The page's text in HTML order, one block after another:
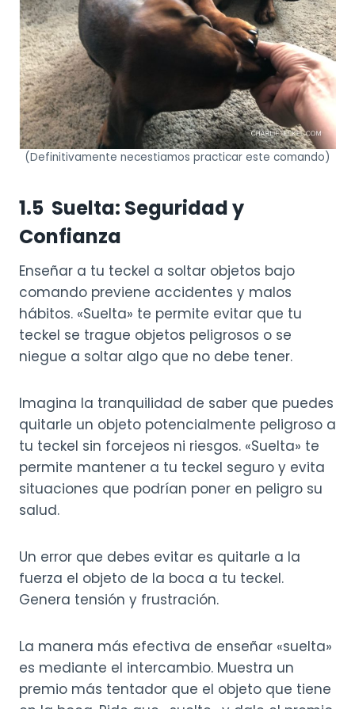
(Definitivamente necestiamos practicar este comando)
1.5 Suelta: Seguridad y
Confianza
Enseñar a tu teckel a soltar objetos bajo
comando previene accidentes y malos
hábitos. «Suelta» te permite evitar que tu
teckel se trague objetos peligrosos o se
niegue a soltar algo que no debe tener.
Imagina la tranquilidad de saber que puedes
quitarle un objeto potencialmente peligroso a
tu teckel sin forcejeos ni riesgos. «Suelta» te
permite mantener a tu teckel seguro y evita
situaciones que podrían poner en peligro su
salud.
Un error que debes evitar es quitarle a la
fuerza el objeto de la boca a tu teckel.
Genera tensión y frustración.
La manera más efectiva de enseñar «suelta»
es mediante el intercambio. Muestra un
premio más tentador que el objeto que tiene